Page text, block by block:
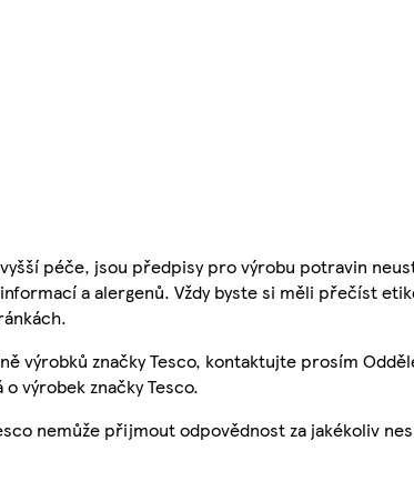
péče, jsou předpisy pro výrobu potravin
a alergenů. Vždy byste si měli přečíst
výrobků značky Tesco, kontaktujte prosím
výrobek značky Tesco.
nemůže přijmout odpovědnost za jakékoliv